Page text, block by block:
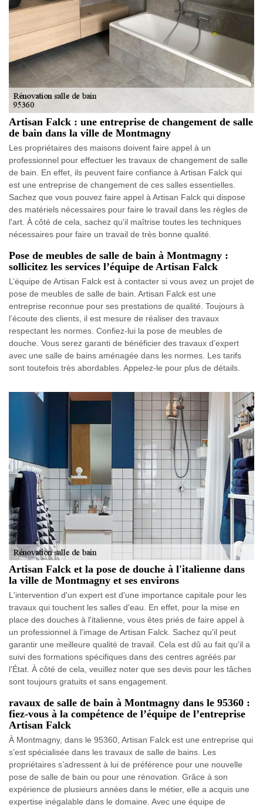
Artisan Falck : une entreprise de changement de salle
de bain dans la ville de Montmagny
Les propriétaires des maisons doivent faire appel à un
professionnel pour effectuer les travaux de changement de salle
de bain. En effet, ils peuvent faire confiance à Artisan Falck qui
est une entreprise de changement de ces salles essentielles.
Sachez que vous pouvez faire appel à Artisan Falck qui dispose
des matériels nécessaires pour faire le travail dans les règles de
l'art. À côté de cela, sachez qu'il maîtrise toutes les techniques
nécessaires pour faire un travail de très bonne qualité.
Pose de meubles de salle de bain à Montmagny :
sollicitez les services l’équipe de Artisan Falck
L’équipe de Artisan Falck est à contacter si vous avez un projet de
pose de meubles de salle de bain. Artisan Falck est une
entreprise reconnue pour ses prestations de qualité. Toujours à
l’écoute des clients, il est mesure de réaliser des travaux
respectant les normes. Confiez-lui la pose de meubles de
douche. Vous serez garanti de bénéficier des travaux d’expert
avec une salle de bains aménagée dans les normes. Les tarifs
sont toutefois très abordables. Appelez-le pour plus de détails.
Artisan Falck et la pose de douche à l'italienne dans
la ville de Montmagny et ses environs
L'intervention d'un expert est d'une importance capitale pour les
travaux qui touchent les salles d'eau. En effet, pour la mise en
place des douches à l'italienne, vous êtes priés de faire appel à
un professionnel à l'image de Artisan Falck. Sachez qu'il peut
garantir une meilleure qualité de travail. Cela est dû au fait qu'il a
suivi des formations spécifiques dans des centres agréés par
l'État. À côté de cela, veuillez noter que ses devis pour les tâches
sont toujours gratuits et sans engagement.
ravaux de salle de bain à Montmagny dans le 95360 :
fiez-vous à la compétence de l’équipe de l’entreprise
Artisan Falck
À Montmagny, dans le 95360, Artisan Falck est une entreprise qui
s’est spécialisée dans les travaux de salle de bains. Les
propriétaires s’adressent à lui de préférence pour une nouvelle
pose de salle de bain ou pour une rénovation. Grâce à son
expérience de plusieurs années dans le métier, elle a acquis une
expertise inégalable dans le domaine. Avec une équipe de